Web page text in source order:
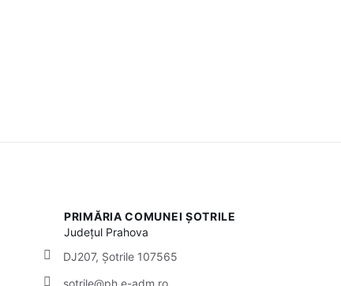
PRIMĂRIA COMUNEI ȘOTRILE
Județul Prahova
DJ207, Șotrile 107565
sotrile@ph.e-adm.ro